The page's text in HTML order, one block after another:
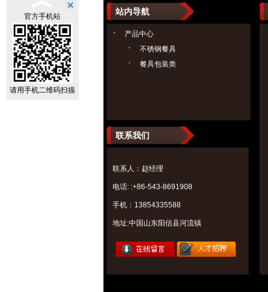
站内导航
产品中心
不锈钢餐具
餐具包装类
联系我们
联系人：赵经理
电话: :+86-543-8691908
手机：13854335588
地址:中国山东阳信县河流镇
官方手机站
请用手机二维码扫描